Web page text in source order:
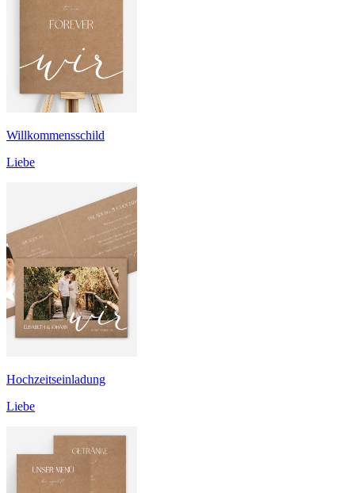
Willkommensschild
Liebe
Hochzeitseinladung
Liebe